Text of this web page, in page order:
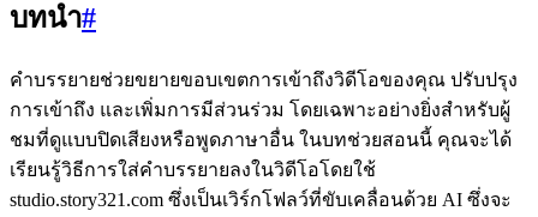
บทนำ#
คำบรรยายช่วยขยายขอบเขตการเข้าถึงวิดีโอของคุณ ปรับปรุง
การเข้าถึง และเพิ่มการมีส่วนร่วม โดยเฉพาะอย่างยิ่งสำหรับผู้
ชมที่ดูแบบปิดเสียงหรือพูดภาษาอื่น ในบทช่วยสอนนี้ คุณจะได้
เรียนรู้วิธีการใส่คำบรรยายลงในวิดีโอโดยใช้
studio.story321.com ซึ่งเป็นเวิร์กโฟลว์ที่ขับเคลื่อนด้วย AI ซึ่งจะ